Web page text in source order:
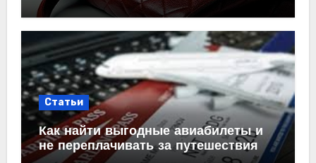
Статьи
Как найти выгодные авиабилеты и
не переплачивать за путешествия